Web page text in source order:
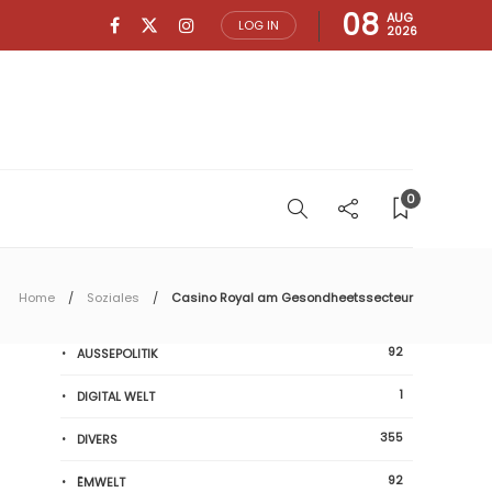
LOG IN 08 AUG
2026
0
Home Soziales Casino Royal am Gesondheetssecteur
AUSSEPOLITIK 92
DIGITAL WELT 1
DIVERS 355
ËMWELT 92